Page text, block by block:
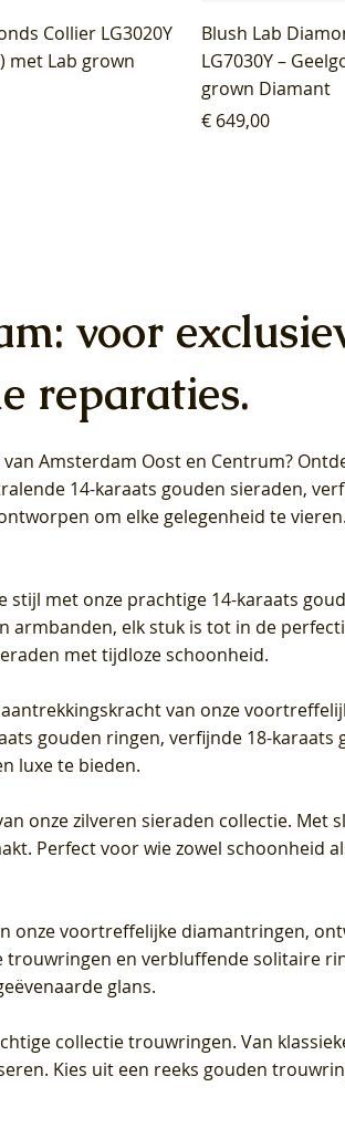
Collier LG3020Y
met Lab grown
Blush Lab
LG7030Y –
grown Diamant
Prijs
€ 649,00
Oorhangers
(14k) met Lab
Blush Lab
Geelgoud (14k)
Diamant
Ring LG1042Y –
Lab grown
Blush Lab
LG7027Y -
grown Diamant
Ring LG1044Y –
Lab grown
Blush Lab
LG7026Y -
grown Diamant
voor
reparaties.
Amsterdam Oost en Centrum?
14-karaats gouden sieraden,
om elke gelegenheid te vieren.
stijl met onze prachtige 14-karaats
elk stuk is tot in de
met tijdloze schoonheid.
van onze
gouden ringen, verfijnde 18-
luxe te bieden.
onze zilveren sieraden collectie.
Perfect voor wie zowel schoonheid
onze voortreffelijke diamantringen,
en verbluffende solitaire
glans.
collectie trouwringen. Van
Kies uit een reeks gouden